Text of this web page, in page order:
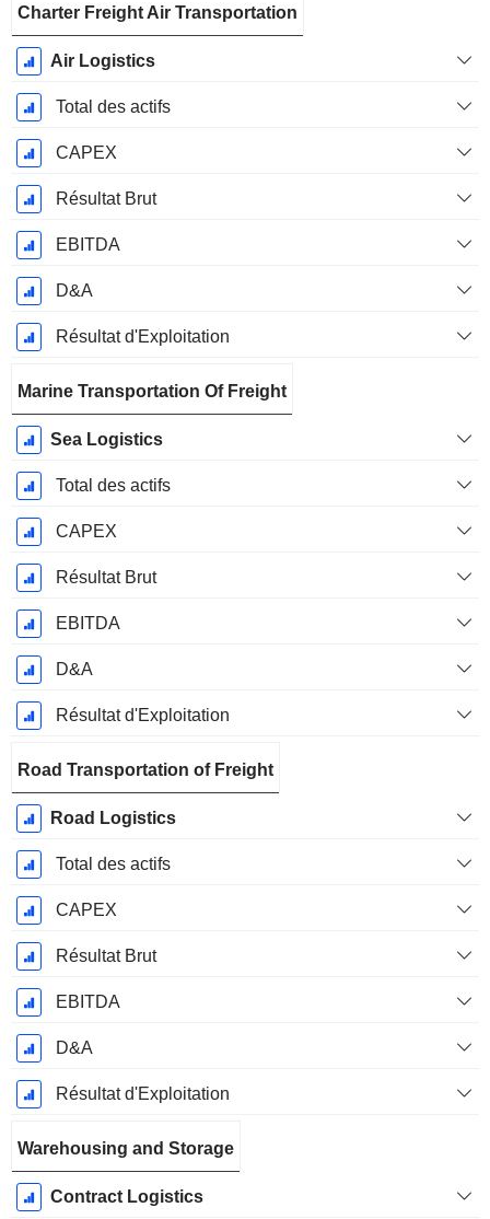
Fiscale:
Décembre
Charter Freight Air Transportation
Air Logistics
Total des actifs
CAPEX
Résultat Brut
EBITDA
D&A
Résultat d'Exploitation
Marine Transportation Of Freight
Sea Logistics
Total des actifs
CAPEX
Résultat Brut
EBITDA
D&A
Résultat d'Exploitation
Road Transportation of Freight
Road Logistics
Total des actifs
CAPEX
Résultat Brut
EBITDA
D&A
Résultat d'Exploitation
Warehousing and Storage
Contract Logistics